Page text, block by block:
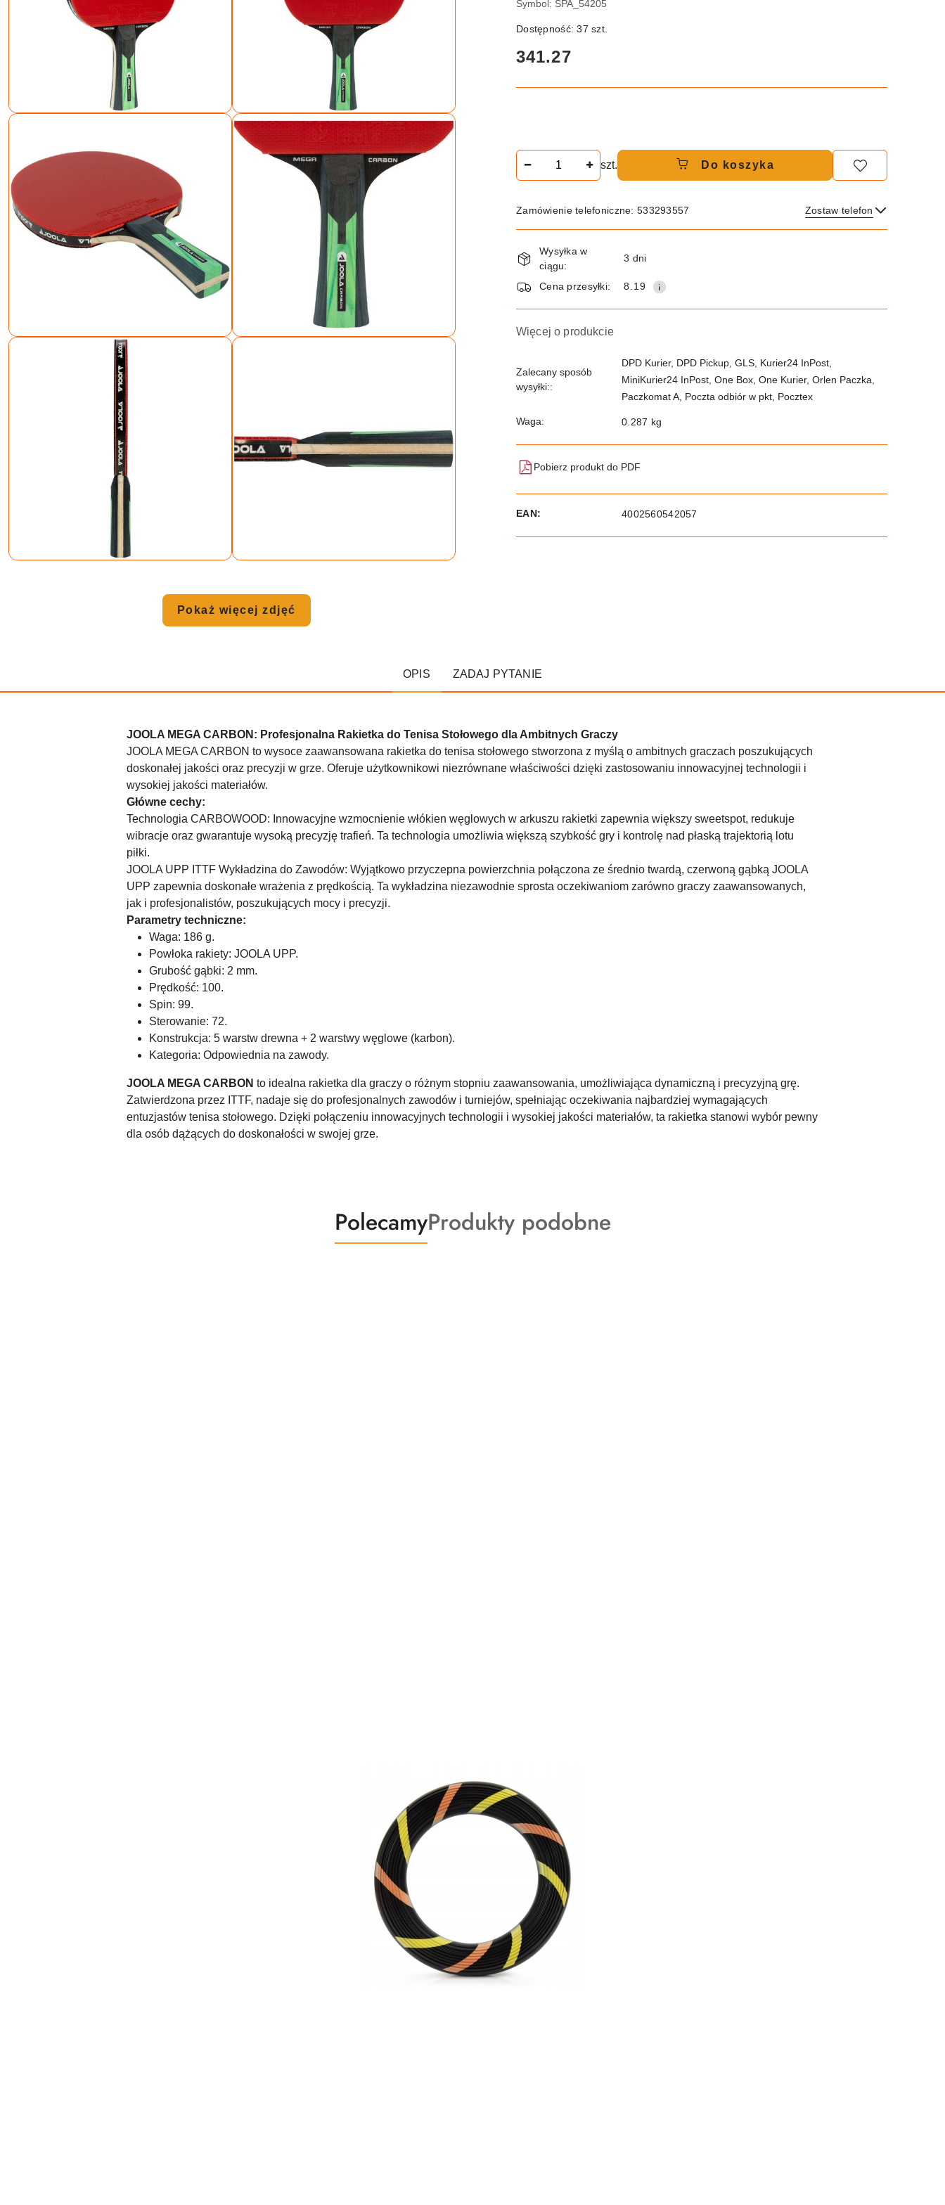
Pokaż więcej zdjęć
Symbol: SPA_54205
Dostępność:37szt.
cena:
341.27
szt. Do koszyka
Zamówienie telefoniczne: 533293557 Zostaw telefon
Wyślij
Dostępność
i
dostawa
Wysyłka w
ciągu:
3 dni
Cena przesyłki: 8.19
Więcej o produkcie
Zalecany sposób
wysyłki::
DPD Kurier, DPD Pickup, GLS, Kurier24 InPost,
MiniKurier24 InPost, One Box, One Kurier, Orlen Paczka,
Paczkomat A, Poczta odbiór w pkt, Pocztex
Waga: 0.287 kg
Pobierz produkt do PDF
EAN: 4002560542057
OPIS ZADAJ PYTANIE
JOOLA MEGA CARBON: Profesjonalna Rakietka do Tenisa Stołowego dla Ambitnych Graczy
JOOLA MEGA CARBON to wysoce zaawansowana rakietka do tenisa stołowego stworzona z myślą o ambitnych graczach poszukujących
doskonałej jakości oraz precyzji w grze. Oferuje użytkownikowi niezrównane właściwości dzięki zastosowaniu innowacyjnej technologii i
wysokiej jakości materiałów.
Główne cechy:
Technologia CARBOWOOD: Innowacyjne wzmocnienie włókien węglowych w arkuszu rakietki zapewnia większy sweetspot, redukuje
wibracje oraz gwarantuje wysoką precyzję trafień. Ta technologia umożliwia większą szybkość gry i kontrolę nad płaską trajektorią lotu
piłki.
JOOLA UPP ITTF Wykładzina do Zawodów: Wyjątkowo przyczepna powierzchnia połączona ze średnio twardą, czerwoną gąbką JOOLA
UPP zapewnia doskonałe wrażenia z prędkością. Ta wykładzina niezawodnie sprosta oczekiwaniom zarówno graczy zaawansowanych,
jak i profesjonalistów, poszukujących mocy i precyzji.
Parametry techniczne:
Waga: 186 g.
Powłoka rakiety: JOOLA UPP.
Grubość gąbki: 2 mm.
Prędkość: 100.
Spin: 99.
Sterowanie: 72.
Konstrukcja: 5 warstw drewna + 2 warstwy węglowe (karbon).
Kategoria: Odpowiednia na zawody.
JOOLA MEGA CARBON to idealna rakietka dla graczy o różnym stopniu zaawansowania, umożliwiająca dynamiczną i precyzyjną grę.
Zatwierdzona przez ITTF, nadaje się do profesjonalnych zawodów i turniejów, spełniając oczekiwania najbardziej wymagających
entuzjastów tenisa stołowego. Dzięki połączeniu innowacyjnych technologii i wysokiej jakości materiałów, ta rakietka stanowi wybór pewny
dla osób dążących do doskonałości w swojej grze.
Produkty
o
PolecamyProdukty
o
Produkty podobne